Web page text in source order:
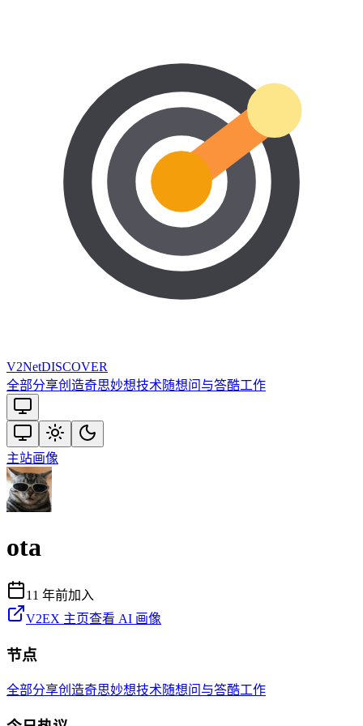
V2NetDISCOVER
全部分享创造奇思妙想技术随想问与答酷工作
主站画像
ota
11 年前加入
V2EX 主页查看 AI 画像
节点
全部分享创造奇思妙想技术随想问与答酷工作